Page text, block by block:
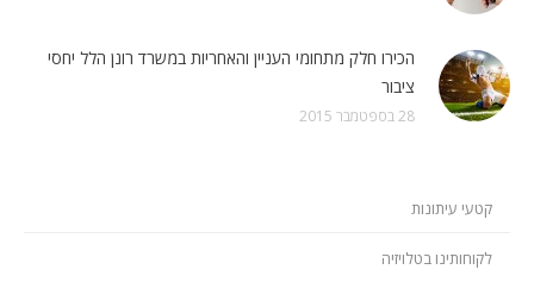
הכירו חלק מתחומי העניין והאחריות במשרד רונן הלל יחסי
ציבור
28 בספטמבר 2015
קטעי עיתונות
לקוחותינו בטלויזיה